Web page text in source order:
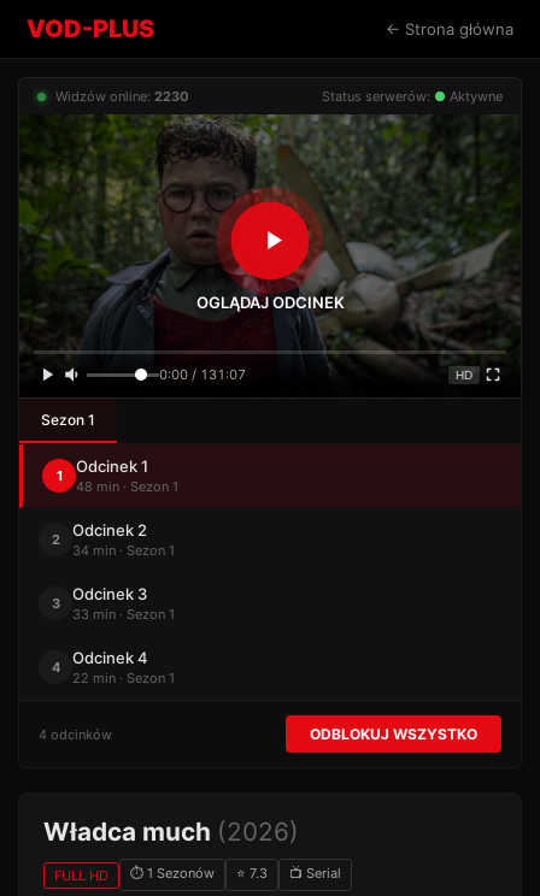
VOD-PLUS ← Strona główna
Widzów online: 2230 Status serwerów: ● Aktywne
OGLĄDAJ ODCINEK
0:00 / 131:07 HD
Sezon 1
1 Odcinek 1
48 min · Sezon 1
2 Odcinek 2
34 min · Sezon 1
3 Odcinek 3
33 min · Sezon 1
4 Odcinek 4
22 min · Sezon 1
4 odcinków ODBLOKUJ WSZYSTKO
Władca much (2026)
FULL HD ⏱ 1 Sezonów ⭐ 7.3 📺 Serial